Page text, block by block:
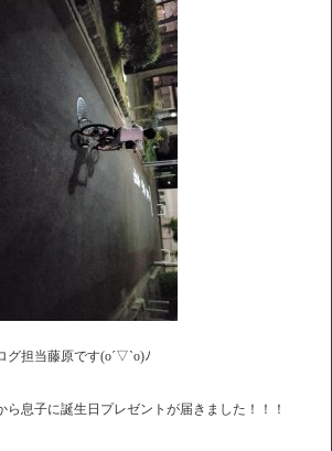
グ担当藤原です(o´▽`o)ﾉ
息子に誕生日プレゼントが届きました！！！